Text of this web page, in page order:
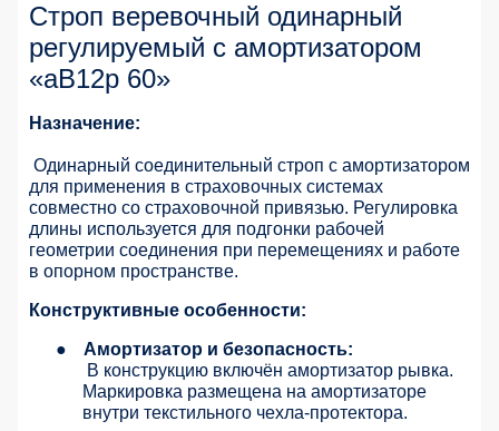
Строп веревочный одинарный
регулируемый с амортизатором
«аВ12р 60»
Назначение:
Одинарный соединительный строп с амортизатором
для применения в страховочных системах
совместно со страховочной привязью. Регулировка
длины используется для подгонки рабочей
геометрии соединения при перемещениях и работе
в опорном пространстве.
Конструктивные особенности:
●
Амортизатор и безопасность:
В конструкцию включён амортизатор рывка.
Маркировка размещена на амортизаторе
внутри текстильного чехла-протектора.